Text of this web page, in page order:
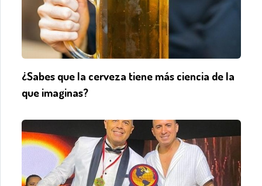
¿Sabes que la cerveza tiene más ciencia de la
que imaginas?